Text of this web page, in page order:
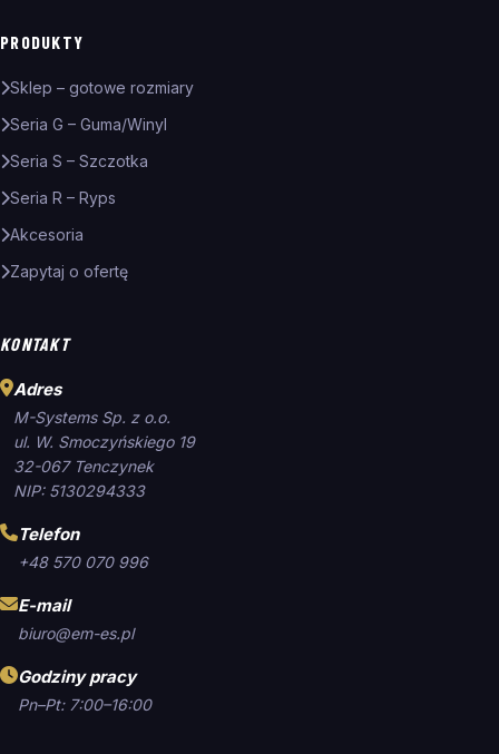
PRODUKTY
Sklep – gotowe rozmiary
Seria G – Guma/Winyl
Seria S – Szczotka
Seria R – Ryps
Akcesoria
Zapytaj o ofertę
KONTAKT
Adres
M-Systems Sp. z o.o.
ul. W. Smoczyńskiego 19
32-067 Tenczynek
NIP: 5130294333
Telefon
+48 570 070 996
E-mail
biuro@em-es.pl
Godziny pracy
Pn–Pt: 7:00–16:00